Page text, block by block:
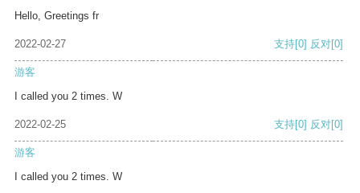
Hello, Greetings fr
2022-02-27 支持[0] 反对[0]
游客
I called you 2 times. W
2022-02-25 支持[0] 反对[0]
游客
I called you 2 times. W